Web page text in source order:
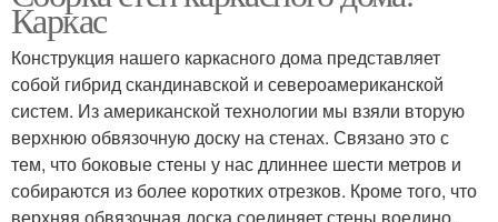
Каркас
Конструкция нашего каркасного дома представляет
собой гибрид скандинавской и североамериканской
систем. Из американской технологии мы взяли вторую
верхнюю обвязочную доску на стенах. Связано это с
тем, что боковые стены у нас длиннее шести метров и
собираются из более коротких отрезков. Кроме того, что